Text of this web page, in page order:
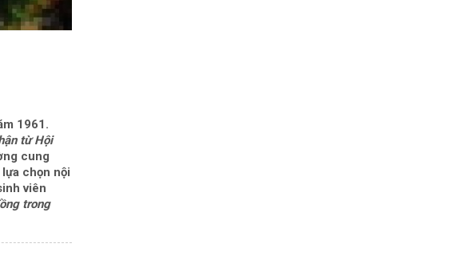
1961.
từ Hội
cung
chọn nội
viên
trong